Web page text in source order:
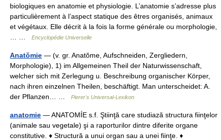
biologiques en anatomie et physiologie. L’anatomie s’adresse plus
particulièrement à l’aspect statique des êtres organisés, animaux
et végétaux. Elle décrit à la fois la forme générale ou morphologie,
Encyclopédie Universelle
Anatŏmie — (v. gr. Anatŏme, Aufschneiden, Zergliedern,
Morphologie), 1) im Allgemeinen Theil der Naturwissenschaft,
welcher sich mit Zerlegung u. Beschreibung organischer Körper,
nach ihren einzelnen Theilen, beschäftigt. Man unterscheidet: A.
der Pflanzen… …
Pierer's Universal-Lexikon
anatomie — ANATOMÍE s.f. Ştiinţă care studiază structura fiinţelor
(animale sau vegetale) şi a raporturilor dintre diferite organe
constitutive. ♦ Structură a unui organ sau a unei fiinţe. ♦